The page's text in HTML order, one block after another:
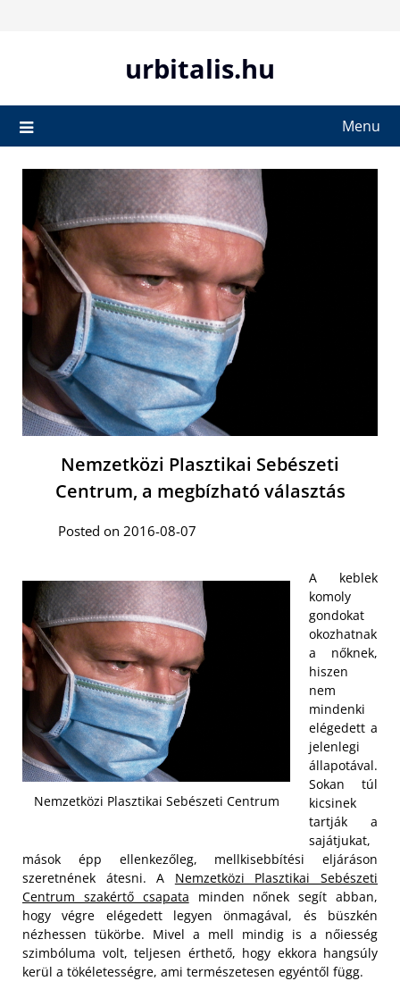
urbitalis.hu
Menu
Nemzetközi Plasztikai Sebészeti
Centrum, a megbízható választás
Posted on 2016-08-07
Nemzetközi Plasztikai Sebészeti Centrum
A keblek
komoly
gondokat
okozhatnak
a nőknek,
hiszen
nem
mindenki
elégedett a
jelenlegi
állapotával.
Sokan túl
kicsinek
tartják a
sajátjukat,
mások épp ellenkezőleg, mellkisebbítési eljáráson
szeretnének átesni. A Nemzetközi Plasztikai Sebészeti
Centrum szakértő csapata minden nőnek segít abban,
hogy végre elégedett legyen önmagával, és büszkén
nézhessen tükörbe. Mivel a mell mindig is a nőiesség
szimbóluma volt, teljesen érthető, hogy ekkora hangsúly
kerül a tökéletességre, ami természetesen egyéntől függ.